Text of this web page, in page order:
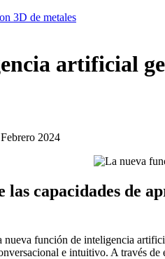
artificial
2024
las capacidades de
nueva función de inteligencia
e intuitivo. A través